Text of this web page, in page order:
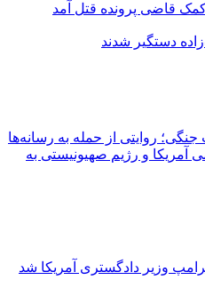
قاضی پرونده قتل آمد
روایتی از حمله به رسانه‌ها
آمریکا و رژیم صهیونیستی به
وزیر دادگستری آمریکا شد